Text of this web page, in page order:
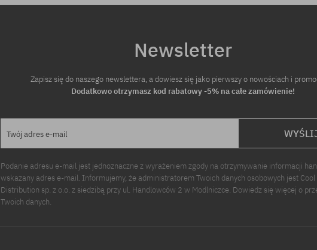
Newsletter
Zapisz się do naszego newslettera, a dowiesz się jako pierwszy o nowościach i
Dodatkowo otrzymasz kod rabatowy -5% na całe zamówienie!
Twój adres e-mail
Podanie adresu e-mail jest jednoznaczne z wyrażeniem zgody na otrzymywanie informacji
wskazany adres e-mail. Informujemy, że administratorem Twoich danych osobowych jest Cool
Distribution sp. z o.o. z siedzibą przy ul. Handlowców 2 w Modlniczce. Dowiedz się więcej o
Twoich danych.